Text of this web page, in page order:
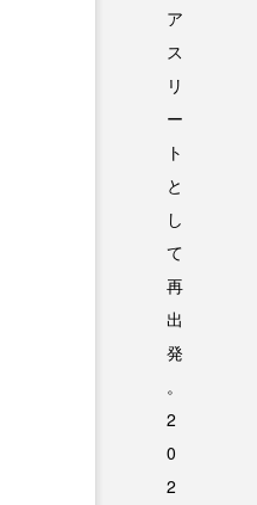
ア
ス
リ
ー
ト
と
し
て
再
出
発
。
2
0
2